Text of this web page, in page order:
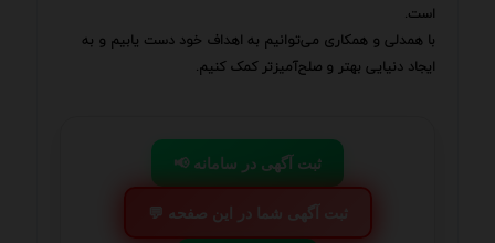
است.
با همدلی و همکاری می‌توانیم به اهداف خود دست یابیم و به
ایجاد دنیایی بهتر و صلح‌آمیزتر کمک کنیم.
📢 ثبت آگهی در سامانه
💬 ثبت آگهی شما در این صفحه